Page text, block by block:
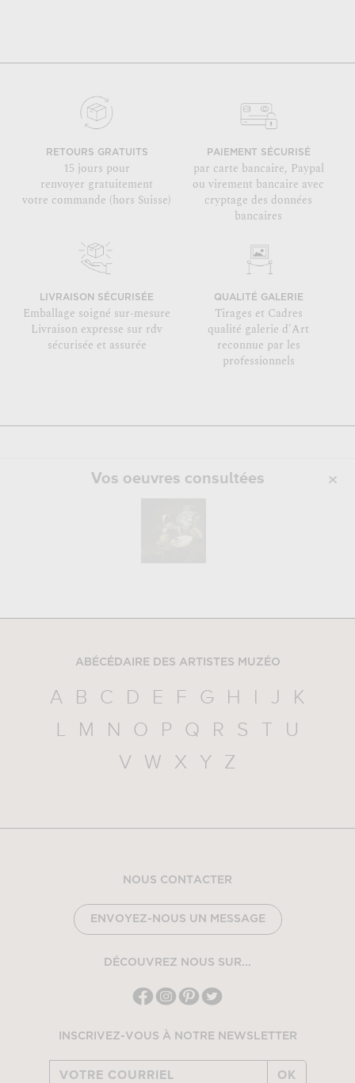
RETOURS GRATUITS
15 jours pour
renvoyer gratuitement
votre commande (hors Suisse)
PAIEMENT SÉCURISÉ
par carte bancaire, Paypal
ou virement bancaire avec
cryptage des données
bancaires
LIVRAISON SÉCURISÉE
Emballage soigné sur-mesure
Livraison expresse sur rdv
sécurisée et assurée
QUALITÉ GALERIE
Tirages et Cadres
qualité galerie d'Art
reconnue par les
professionnels
Vos oeuvres consultées
ABÉCÉDAIRE DES ARTISTES MUZÉO
A B C D E F G H I J
K
L
M N O P Q R S T
U
V
W X Y Z
NOUS CONTACTER
ENVOYEZ-NOUS UN MESSAGE
DÉCOUVREZ NOUS SUR...
INSCRIVEZ-VOUS À NOTRE NEWSLETTER
OK